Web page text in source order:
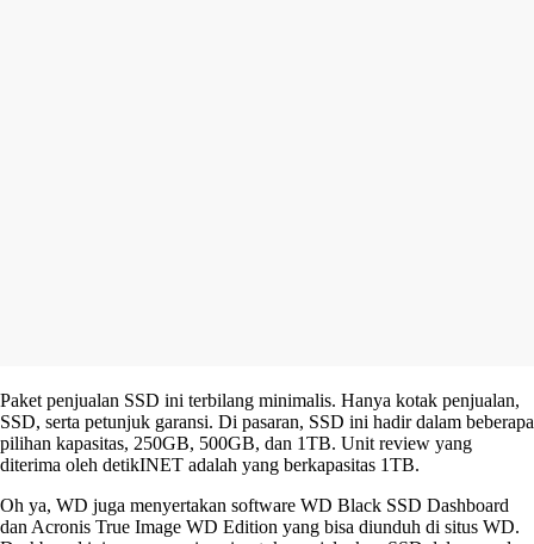
Paket penjualan SSD ini terbilang minimalis. Hanya kotak penjualan,
SSD, serta petunjuk garansi. Di pasaran, SSD ini hadir dalam beberapa
pilihan kapasitas, 250GB, 500GB, dan 1TB. Unit review yang
diterima oleh detikINET adalah yang berkapasitas 1TB.
Oh ya, WD juga menyertakan software WD Black SSD Dashboard
dan Acronis True Image WD Edition yang bisa diunduh di situs WD.